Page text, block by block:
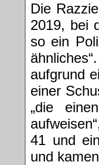
Die
2019, bei
so ein
aufgrund
einer
„die
41 und
und